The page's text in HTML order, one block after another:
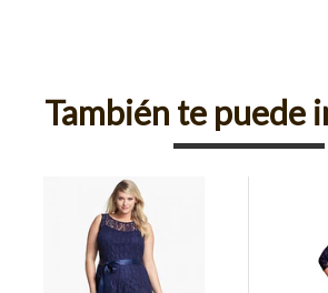
También te puede